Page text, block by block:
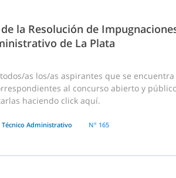
la Resolución de
de La Plata
as los/as aspirantes que se
al concurso abierto y
haciendo click aquí.
Técnico Administrativo N° 165